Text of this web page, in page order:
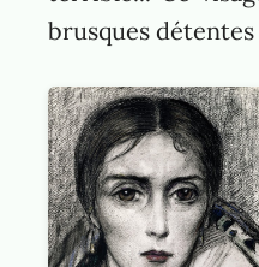
brusques